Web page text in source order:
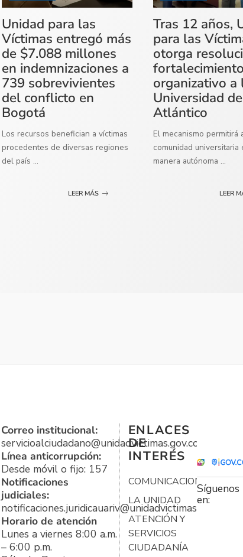
Unidad para las
Víctimas entregó más
de $7.088 millones
en indemnizaciones a
739 sobrevivientes
del conflicto en
Bogotá
Los recursos benefician a víctimas
procedentes de diversas regiones
del país ...
LEER MÁS
Tras 12 años,
para las
otorga
fortalecimiento
organizativo a
Universidad
Atlántico
El mecanismo permitirá
comunidad universitaria
manera autónoma ...
LEER
Correo institucional:
servicioalciudadano@unidadvictimas.gov.co
Línea anticorrupción:
Desde móvil o fijo: 157
Notificaciones
judiciales:
notificaciones.juridicauariv@unidadvictimas.gov.co
Horario de atención
Lunes a viernes 8:00 a.m.
– 6:00 p.m.
ENLACES
DE
INTERÉS
COMUNICACIONES
LA UNIDAD
ATENCIÓN Y
SERVICIOS
CIUDADANÍA
Síguenos
en: